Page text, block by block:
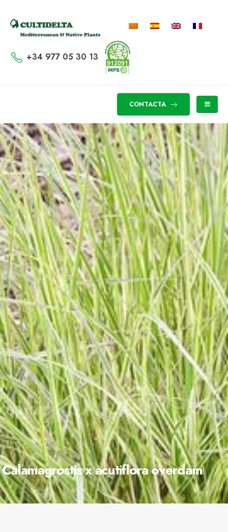
+34 977 05 30 13
CONTACTA
Calamagrostis x acutiflora overdam